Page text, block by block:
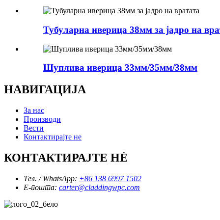
Тубуларна иверица 38мм за јадро на
Шуплива иверица 33мм/35мм/38мм
НАВИГАЦИЈА
За нас
Производи
Вести
Контактирајте не
КОНТАКТИРАЈТЕ НÈ
Тел. / WhatsApp: +86 138 6997 1502
Е-пошта: carter@claddingwpc.com